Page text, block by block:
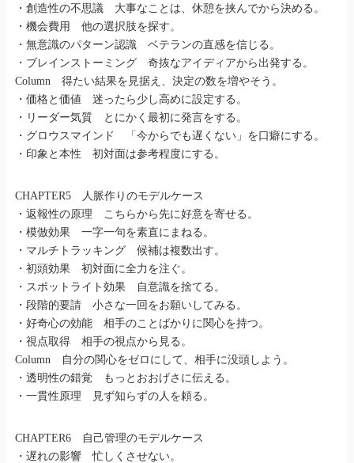
・創造性の不思議 大事なことは、休憩を挟んでから決める。
・機会費用 他の選択肢を探す。
・無意識のパターン認識 ベテランの直感を信じる。
・ブレインストーミング 奇抜なアイディアから出発する。
Column 得たい結果を見据え、決定の数を増やそう。
・価格と価値 迷ったら少し高めに設定する。
・リーダー気質 とにかく最初に発言をする。
・グロウスマインド 「今からでも遅くない」を口癖にする。
・印象と本性 初対面は参考程度にする。
CHAPTER5 人脈作りのモデルケース
・返報性の原理 こちらから先に好意を寄せる。
・模倣効果 一字一句を素直にまねる。
・マルチトラッキング 候補は複数出す。
・初頭効果 初対面に全力を注ぐ。
・スポットライト効果 自意識を捨てる。
・段階的要請 小さな一回をお願いしてみる。
・好奇心の効能 相手のことばかりに関心を持つ。
・視点取得 相手の視点から見る。
Column 自分の関心をゼロにして、相手に没頭しよう。
・透明性の錯覚 もっとおおげさに伝える。
・一貫性原理 見ず知らずの人を頼る。
CHAPTER6 自己管理のモデルケース
・遅れの影響 忙しくさせない。